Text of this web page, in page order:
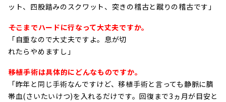
ット、四股踏みのスクワット、突きの稽古と蹴りの稽古です」
――そこまでハードに行なって大丈夫ですか。
「自重なので大丈夫ですよ。息が切
れたらやめますし」
――移植手術は具体的にどんなものですか。
「昨年と同じ手術なんですけど、移植手術と言っても静脈に臍
帯血(さいたいけつ)を入れるだけです。回復まで3ヵ月が目安と